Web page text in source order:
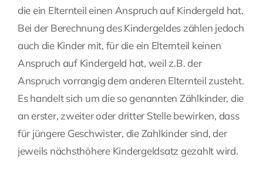
die ein Elternteil einen Anspruch auf Kindergeld hat.
Bei der Berechnung des Kindergeldes zählen jedoch
auch die Kinder mit, für die ein Elternteil keinen
Anspruch auf Kindergeld hat, weil z.B. der
Anspruch vorrangig dem anderen Elternteil zusteht.
Es handelt sich um die so genannten Zählkinder, die
an erster, zweiter oder dritter Stelle bewirken, dass
für jüngere Geschwister, die Zahlkinder sind, der
jeweils nächsthöhere Kindergeldsatz gezahlt wird.